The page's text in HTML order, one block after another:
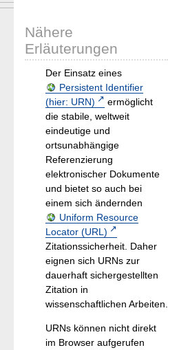
Nähere
Erläuterungen
Der Einsatz eines
Persistent Identifier
(hier: URN)
ermöglicht
die stabile, weltweit
eindeutige und
ortsunabhängige
Referenzierung
elektronischer Dokumente
und bietet so auch bei
einem sich ändernden
Uniform Resource
Locator (URL)
Zitationssicherheit. Daher
eignen sich URNs zur
dauerhaft sichergestellten
Zitation in
wissenschaftlichen Arbeiten.
URNs können nicht direkt
im Browser aufgerufen